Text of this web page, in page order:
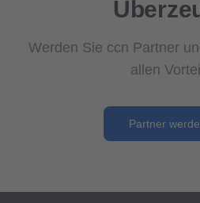
Werden Sie ccn Partner
allen
Partner